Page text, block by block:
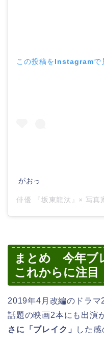
この投稿をInstagramで
がおっ
まとめ 今年ブ
これからに注目
2019年4月改編のドラマ
話題の映画2本にも出演
さに「ブレイク」
した